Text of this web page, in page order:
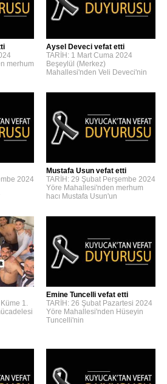
merhum
Aysel Deveci vefat etti
TARİH: 1 Mart Cuma 2024
Beşeylül (Merkez)
Mahallesi'nden Veli Deveci'nin
2024
Mustafa Usun vefat etti
TARİH: 29 Şubat Perşembe 2024
Yöre Mahallesi'nden merhum
hacı Mustafa Usun'un
1.
Emine Tuncelli vefat etti
TARİH: 26 Şubat Pazartesi 2024
Yöre Mahallesi'nden Hüseyin
Tuncelli'nin